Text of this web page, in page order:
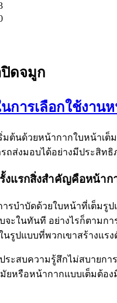
ดจมูก
การเลือกใช้งาน
มต้นด้วยหน้ากากใบหน้าเ
ถส่งมอบได้อย่างมีประสิท
งแรกสิ่งสำคัญคือหน้าก
รบำบัดด้วยใบหน้าที่เต็มรู
จะในทันที อย่างไรก็ตาม
นรูปแบบที่พวกเขาสร้างแ
ระสบความรู้สึกไม่สบายก
ยหรือหน้ากากแบบเต็มต้อ